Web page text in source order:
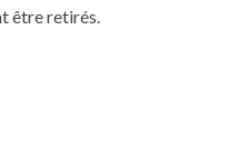
être retirés.